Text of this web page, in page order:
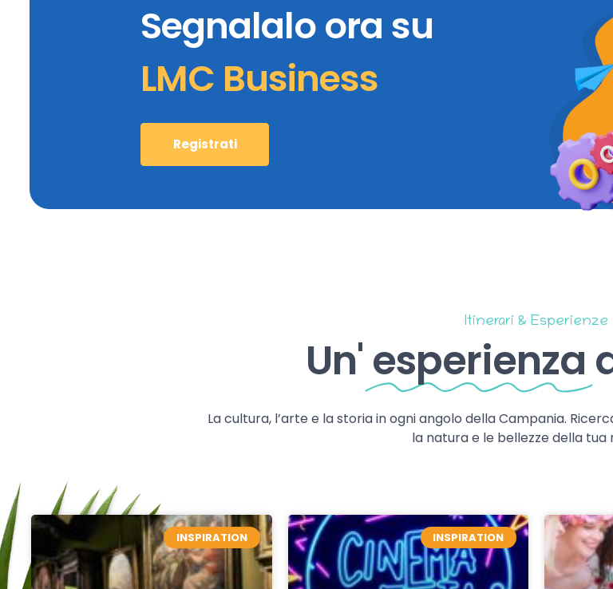
Segnalalo ora su
LMC Business
Registrati
Itinerari & Esperienze
Un' esperienza
La cultura, l’arte e la storia in ogni angolo della Campania.
la natura e le bellezze della tua
INSPIRATION INSPIRATION